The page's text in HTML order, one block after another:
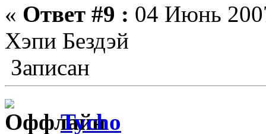
« Ответ #9 : 04 Июнь
Хэпи Бездэй
Записан
Tycho